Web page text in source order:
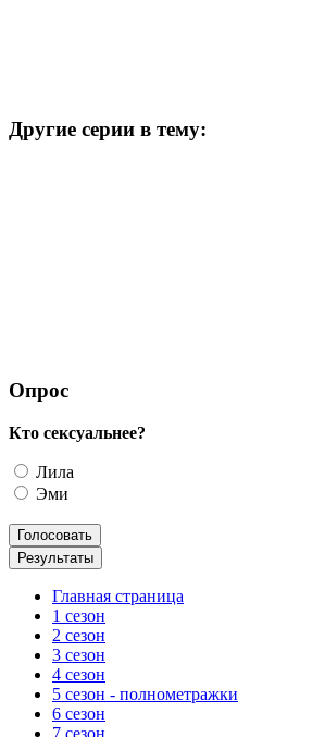
Другие серии в тему:
Опрос
Кто сексуальнее?
Лила
Эми
Главная страница
1 сезон
2 сезон
3 сезон
4 сезон
5 сезон - полнометражки
6 сезон
7 сезон